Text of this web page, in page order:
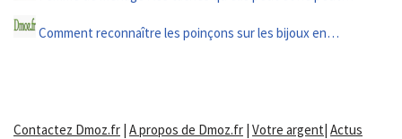
Comment reconnaître les poinçons sur les bijoux en…
Contactez Dmoz.fr | A propos de Dmoz.fr | Votre argent| Actus